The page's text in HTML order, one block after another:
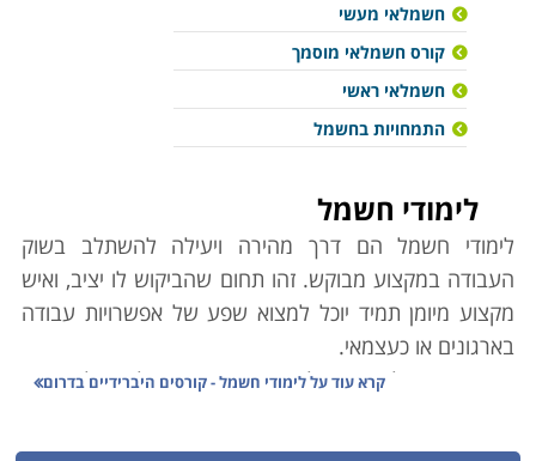
חשמלאי מעשי
קורס חשמלאי מוסמך
חשמלאי ראשי
התמחויות בחשמל
לימודי חשמל
לימודי חשמל הם דרך מהירה ויעילה להשתלב בשוק
העבודה במקצוע מבוקש. זהו תחום שהביקוש לו יציב, ואיש
מקצוע מיומן תמיד יוכל למצוא שפע של אפשרויות עבודה
בארגונים או כעצמאי.
מקצועית מחולק הענף לדרגות שונות המובילות זו לזו בסדר
בהתאם לדרג הנלמד. הסיווגים בענף החשמל הם כלהלן:
קרא עוד עללימודי חשמל - קורסים היברידיים בדרום